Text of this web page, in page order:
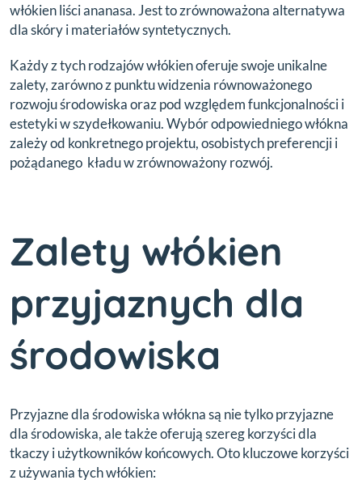
włókien liści ananasa. Jest to zrównoważona alternatywa
dla skóry i materiałów syntetycznych.
Każdy z tych rodzajów włókien oferuje swoje unikalne
zalety, zarówno z punktu widzenia równoważonego
rozwoju środowiska oraz pod względem funkcjonalności i
estetyki w szydełkowaniu. Wybór odpowiedniego włókna
zależy od konkretnego projektu, osobistych preferencji i
pożądanego kładu w zrównoważony rozwój.
Zalety włókien
przyjaznych dla
środowiska
Przyjazne dla środowiska włókna są nie tylko przyjazne
dla środowiska, ale także oferują szereg korzyści dla
tkaczy i użytkowników końcowych. Oto kluczowe korzyści
z używania tych włókien: